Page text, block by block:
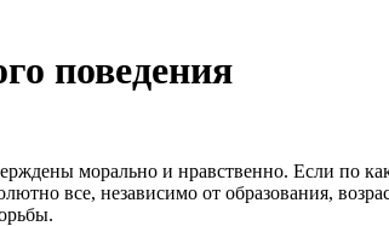
поведения
морально и нравственно. Если по
все, независимо от образования,